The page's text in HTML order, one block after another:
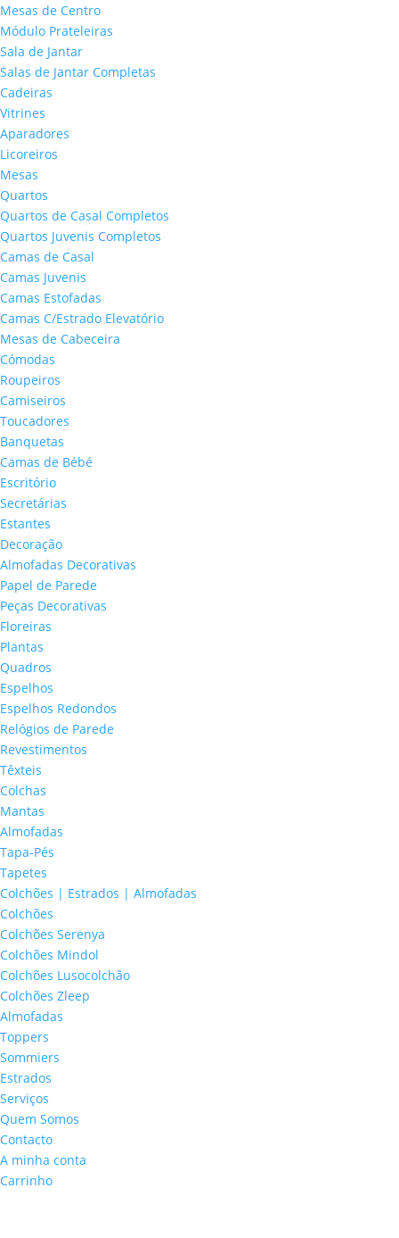
Mesas de Centro
Módulo Prateleiras
Sala de Jantar
Salas de Jantar Completas
Cadeiras
Vitrines
Aparadores
Licoreiros
Mesas
Quartos
Quartos de Casal Completos
Quartos Juvenis Completos
Camas de Casal
Camas Juvenis
Camas Estofadas
Camas C/Estrado Elevatório
Mesas de Cabeceira
Cómodas
Roupeiros
Camiseiros
Toucadores
Banquetas
Camas de Bébé
Escritório
Secretárias
Estantes
Decoração
Almofadas Decorativas
Papel de Parede
Peças Decorativas
Floreiras
Plantas
Quadros
Espelhos
Espelhos Redondos
Relógios de Parede
Revestimentos
Têxteis
Colchas
Mantas
Almofadas
Tapa-Pés
Tapetes
Colchões | Estrados | Almofadas
Colchões
Colchões Serenya
Colchões Mindol
Colchões Lusocolchão
Colchões Zleep
Almofadas
Toppers
Sommiers
Estrados
Serviços
Quem Somos
Contacto
A minha conta
Carrinho